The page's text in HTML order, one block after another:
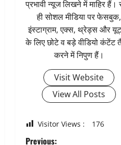
प्रभावी न्यूज लिखने में माहिर हैं।
ही सोशल मीडिया पर फेसबुक,
इंस्टाग्राम, एक्स, थ्रेड्स और
के लिए छोटे व बड़े वीडियो कंटेंट
करने में निपुण हैं।
Visit Website
View All Posts
Visitor Views : 176
Previous: